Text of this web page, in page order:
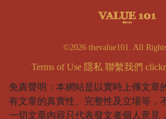
©2026 thevalue101. All Rights
Terms of Use 隱私 聯繫我們
免責聲明：本網站是以實時上傳文章
有文章的真實性、完整性及立場等，
一切文章內容只代表發文者個人意見